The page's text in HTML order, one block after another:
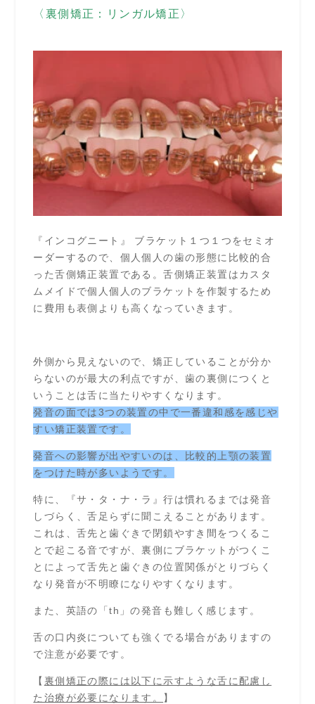
〈裏側矯正：リンガル矯正〉
『インコグニート』 ブラケット１つ１つをセミオ
ーダーするので、個人個人の歯の形態に比較的合
った舌側矯正装置である。舌側矯正装置はカスタ
ムメイドで個人個人のブラケットを作製するため
に費用も表側よりも高くなっていきます。
外側から見えないので、矯正していることが分か
らないのが最大の利点ですが、歯の裏側につくと
いうことは舌に当たりやすくなります。
発音の面では3つの装置の中で一番違和感を感じや
すい矯正装置です。
発音への影響が出やすいのは、比較的上顎の装置
をつけた時が多いようです。
特に、『サ・タ・ナ・ラ』行は慣れるまでは発音
しづらく、舌足らずに聞こえることがあります。
これは、舌先と歯ぐきで閉鎖やすき間をつくるこ
とで起こる音ですが、裏側にブラケットがつくこ
とによって舌先と歯ぐきの位置関係がとりづらく
なり発音が不明瞭になりやすくなります。
また、英語の「th」の発音も難しく感じます。
舌の口内炎についても強くでる場合がありますの
で注意が必要です。
【 裏側矯正の際には以下に示すような舌に配慮し
た治療が必要になります。
】